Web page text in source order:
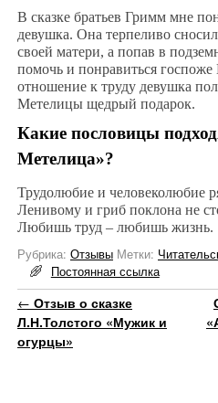
В сказке братьев Гримм мне
девушка. Она терпеливо
своей матери, а попав в
помочь и понравиться госпоже
отношение к труду девушка
Метелицы щедрый подарок.
Какие пословицы
Метелица»?
Трудолюбие и человеколюбие
Ленивому и гриб поклона не
Любишь труд – любишь жизнь.
Рубрика: Отзывы Метки:
Постоянная ссылка
Навигация по записям
← Отзыв о сказке
Л.Н.Толстого «Мужик и
огурцы»